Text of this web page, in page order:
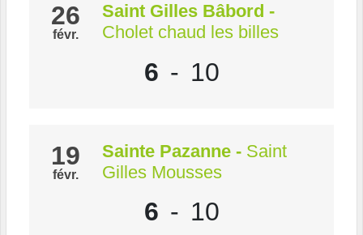
26
févr.
Saint Gilles Bâbord -
Cholet chaud les billes
6 - 10
19
févr.
Sainte Pazanne - Saint
Gilles Mousses
6 - 10